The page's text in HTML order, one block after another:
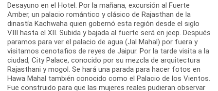
Desayuno en el Hotel. Por la mañana, excursión al Fuerte
Amber, un palacio romántico y clásico de Rajasthan de la
dinastía Kachwaha quien gobernó esta región desde el siglo
VIII hasta el XII. Subida y bajada al fuerte será en jeep. Después
paramos para ver el palacio de agua (Jal Mahal) por fuera y
visitamos cenotafios de reyes de Jaipur. Por la tarde visita a la
ciudad, City Palace, conocido por su mezcla de arquitectura
Rajasthani y mogol. Se hará una parada para hacer fotos en
Hawa Mahal también conocido como el Palacio de los Vientos.
Fue construido para que las mujeres reales pudieran observar